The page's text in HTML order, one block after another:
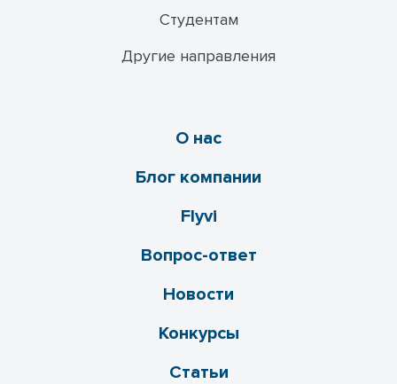
Студентам
Другие направления
О нас
Блог компании
Flyvi
Вопрос-ответ
Новости
Конкурсы
Статьи